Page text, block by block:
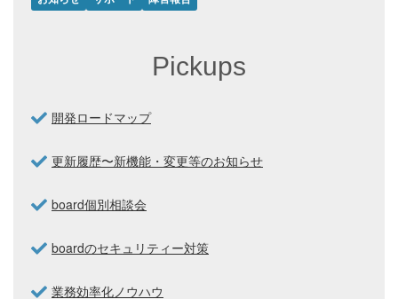
Pickups
開発ロードマップ
更新履歴〜新機能・変更等のお知らせ
board個別相談会
boardのセキュリティー対策
業務効率化ノウハウ